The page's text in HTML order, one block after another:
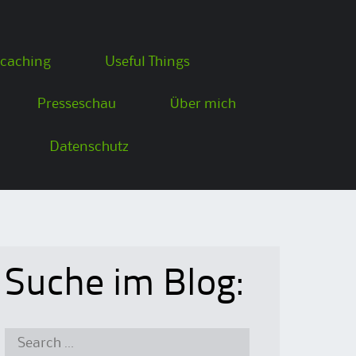
Useful Things
Presseschau Über mich
Datenschutz
Suche im Blog:
Search